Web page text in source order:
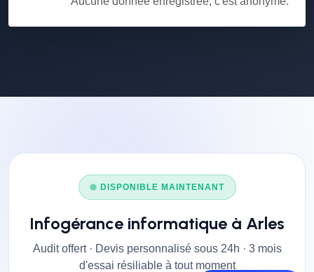
DISPONIBLE MAINTENANT
Infogérance informatique à Arles
Audit offert · Devis personnalisé sous 24h · 3 mois
d'essai résiliable à tout moment